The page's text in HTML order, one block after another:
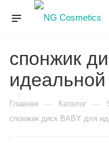
спонжик
Главная — Каталог —
спонжик диск BABY для